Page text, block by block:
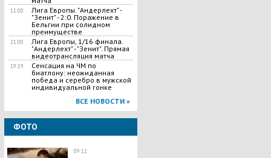
11:00
Лига Европы. "Андерлехт" -
"Зенит" - 2:0. Поражение в
Бельгии при солидном
преимуществе
21:00
Лига Европы, 1/16 финала.
"Андерлехт" - "Зенит". Прямая
видеотрансляция матча
19:19
Сенсация на ЧМ по
биатлону: неожиданная
победа и серебро в мужской
индивидуальной гонке
ВСЕ НОВОСТИ »
ФОТО
09:12